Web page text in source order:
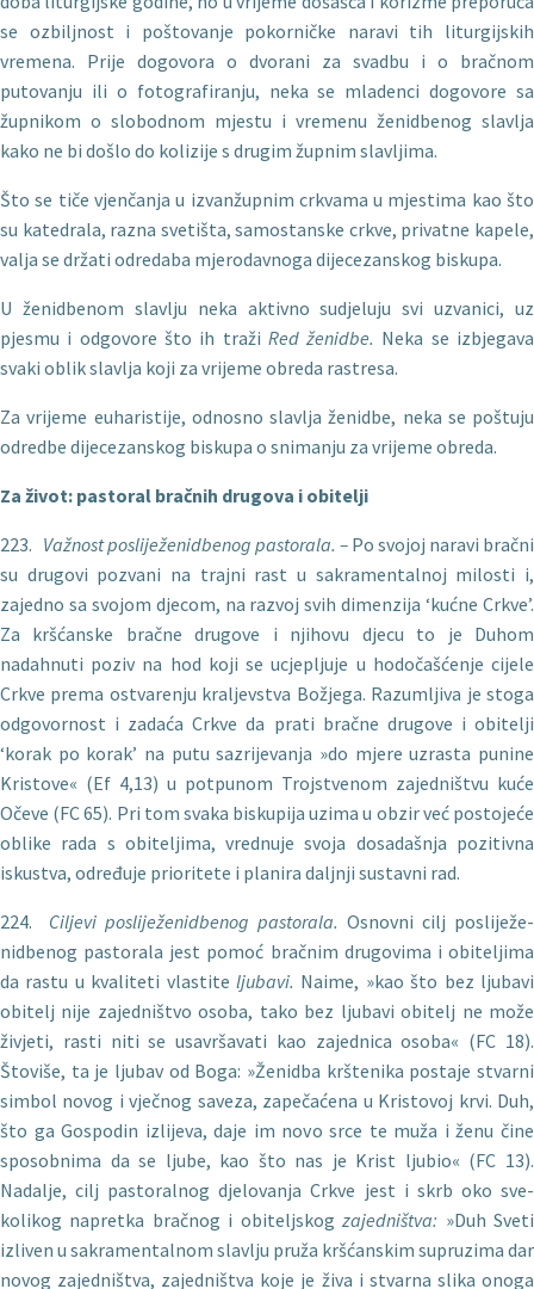
se ozbiljnost i poštovanje pokorničke naravi tih liturgijskih
vremena. Prije dogovora o dvorani za svadbu i o bračnom
putovanju ili o fotografiranju, neka se mladenci dogovore sa
župnikom o slobodnom mjestu i vremenu ženidbenog slavlja
kako ne bi došlo do kolizije s drugim župnim slavljima.
Što se tiče vjenčanja u izvanžupnim crkvama u mjestima kao što
su katedrala, razna svetišta, samostanske crkve, privatne ka­pele,
valja se držati odredaba mjerodavnoga dijecezanskog biskupa.
U ženidbenom slavlju neka aktivno sudjeluju svi uzvanici, uz
pjesmu i odgovore što ih traži Red ženidbe. Neka se izbjegava
svaki oblik slavlja koji za vrijeme obreda rastresa.
Za vrijeme euharistije, odnosno slavlja ženidbe, neka se poštuju
odredbe dijecezanskog biskupa o snimanju za vrijeme obreda.
Za život: pastoral bračnih drugova i obitelji
223. Važnost posliježenidbenog pastorala. – Po svojoj naravi bračni
su drugovi pozvani na trajni rast u sakramentalnoj milosti i,
zajedno sa svojom djecom, na razvoj svih dimenzija ‘kućne Crkve’.
Za kršćanske bračne drugove i njihovu djecu to je Duhom
nadahnuti poziv na hod koji se ucjepljuje u hodočašćenje cijele
Crkve prema ostvarenju kraljevstva Božjega. Razumljiva je stoga
odgovornost i zadaća Crkve da prati bračne drugove i obitelji
‘korak po korak’ na putu sazrijevanja »do mjere uzrasta punine
Kristove« (Ef 4,13) u potpunom Trojstvenom zajedništvu kuće
Očeve (FC 65). Pri tom svaka biskupija uzima u obzir već postojeće
oblike rada s obiteljima, vrednuje svoja dosadašnja pozitiv­na
iskustva, određuje prioritete i planira daljnji sustavni rad.
224. Ciljevi posliježenidbenog pastorala. Osnovni cilj posliježe­
nidbenog pastorala jest pomoć bračnim drugovima i obiteljima
da rastu u kvaliteti vlastite ljubavi. Naime, »kao što bez ljubavi
obitelj nije zajedništvo osoba, tako bez ljubavi obitelj ne može
živjeti, rasti niti se usavršavati kao zajednica osoba« (FC 18).
Štoviše, ta je ljubav od Boga: »Ženidba krštenika postaje stvar­ni
simbol novog i vječnog saveza, zapečaćena u Kristovoj krvi. Duh,
što ga Gospodin izlijeva, daje im novo srce te muža i ženu čine
sposobnima da se ljube, kao što nas je Krist ljubio« (FC 13).
Nadalje, cilj pastoralnog djelovanja Crkve jest i skrb oko sve­
kolikog napretka bračnog i obiteljskogzajedništva: »Duh Sveti
izliven u sakramentalnom slavlju pruža kršćanskim supruzima dar
novog zajedništva, zajedništva koje je živa i stvarna slika onoga